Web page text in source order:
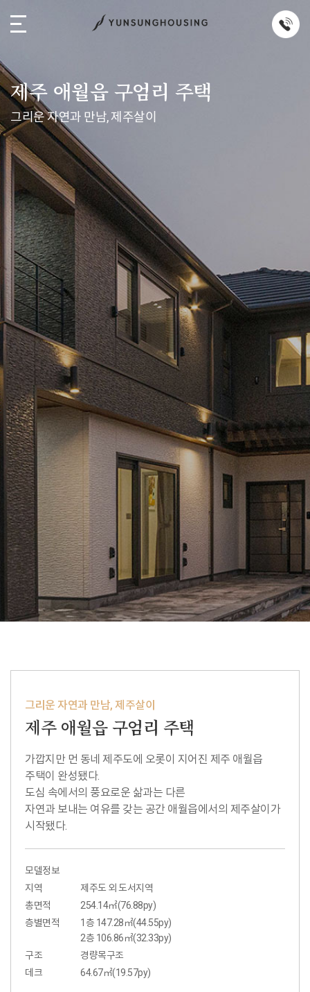
제주 애월읍 구엄리 주택
그리운 자연과 만남, 제주살이
그리운 자연과 만남, 제주살이
제주 애월읍 구엄리 주택
가깝지만 먼 동네 제주도에 오롯이 지어진 제주 애월읍
주택이 완성됐다.
도심 속에서의 풍요로운 삶과는 다른
자연과 보내는 여유를 갖는 공간 애월읍에서의 제주살이가
시작됐다.
모델정보
지역
제주도 외 도서지역
총면적
254.14㎡(76.88py)
층별면적
1층 147.28㎡(44.55py)
2층 106.86㎡(32.33py)
구조
경량목구조
데크
64.67㎡(19.57py)